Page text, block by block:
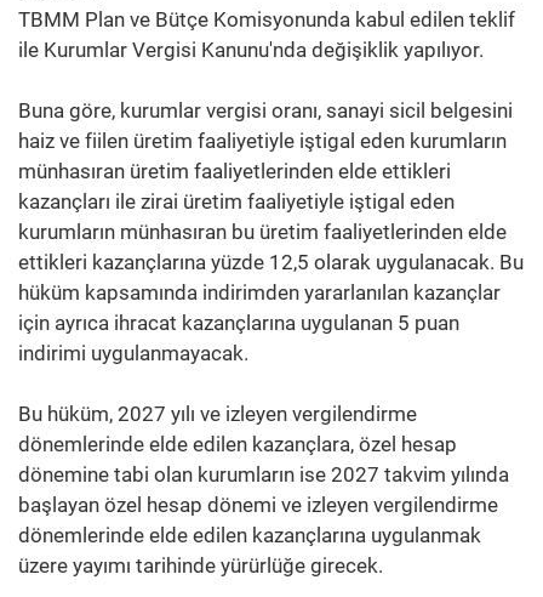
TBMM Plan ve Bütçe Komisyonunda kabul edilen teklif
ile Kurumlar Vergisi Kanunu'nda değişiklik yapılıyor.
Buna göre, kurumlar vergisi oranı, sanayi sicil belgesini
haiz ve fiilen üretim faaliyetiyle iştigal eden kurumların
münhasıran üretim faaliyetlerinden elde ettikleri
kazançları ile zirai üretim faaliyetiyle iştigal eden
kurumların münhasıran bu üretim faaliyetlerinden elde
ettikleri kazançlarına yüzde 12,5 olarak uygulanacak. Bu
hüküm kapsamında indirimden yararlanılan kazançlar
için ayrıca ihracat kazançlarına uygulanan 5 puan
indirimi uygulanmayacak.
Bu hüküm, 2027 yılı ve izleyen vergilendirme
dönemlerinde elde edilen kazançlara, özel hesap
dönemine tabi olan kurumların ise 2027 takvim yılında
başlayan özel hesap dönemi ve izleyen vergilendirme
dönemlerinde elde edilen kazançlarına uygulanmak
üzere yayımı tarihinde yürürlüğe girecek.